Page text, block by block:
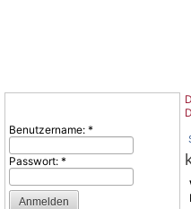
Benutzername: *
Passwort: *